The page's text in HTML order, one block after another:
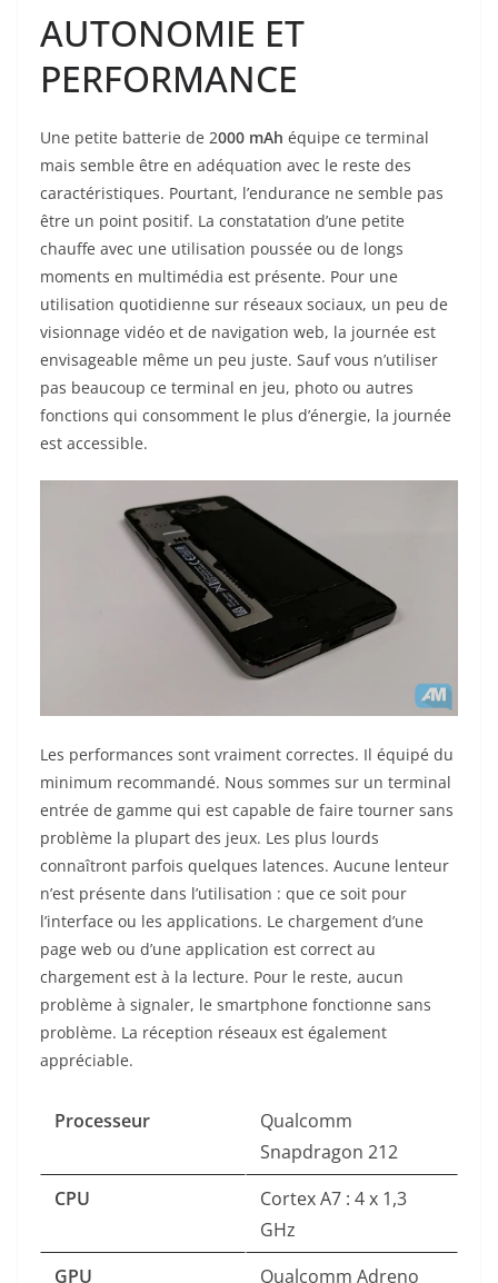
AUTONOMIE ET
PERFORMANCE
Une petite batterie de 2000 mAh équipe ce terminal
mais semble être en adéquation avec le reste des
caractéristiques. Pourtant, l’endurance ne semble pas
être un point positif. La constatation d’une petite
chauffe avec une utilisation poussée ou de longs
moments en multimédia est présente. Pour une
utilisation quotidienne sur réseaux sociaux, un peu de
visionnage vidéo et de navigation web, la journée est
envisageable même un peu juste. Sauf vous n’utiliser
pas beaucoup ce terminal en jeu, photo ou autres
fonctions qui consomment le plus d’énergie, la journée
est accessible.
Les performances sont vraiment correctes. Il équipé du
minimum recommandé. Nous sommes sur un terminal
entrée de gamme qui est capable de faire tourner sans
problème la plupart des jeux. Les plus lourds
connaîtront parfois quelques latences. Aucune lenteur
n’est présente dans l’utilisation : que ce soit pour
l’interface ou les applications. Le chargement d’une
page web ou d’une application est correct au
chargement est à la lecture. Pour le reste, aucun
problème à signaler, le smartphone fonctionne sans
problème. La réception réseaux est également
appréciable.
Processeur
Qualcomm
Snapdragon 212
CPU
Cortex A7 : 4 x 1,3
GHz
GPU
Qualcomm Adreno